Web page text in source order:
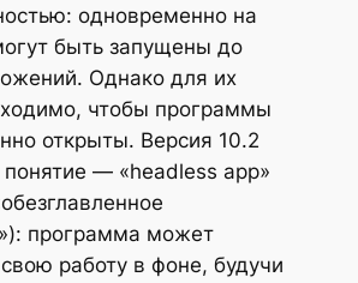
одновременно на
быть запущены до
Однако для их
чтобы программы
открыты. Версия 10.2
— «headless app»
программа может
работу в фоне, будучи